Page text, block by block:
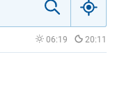
06:19 20:11